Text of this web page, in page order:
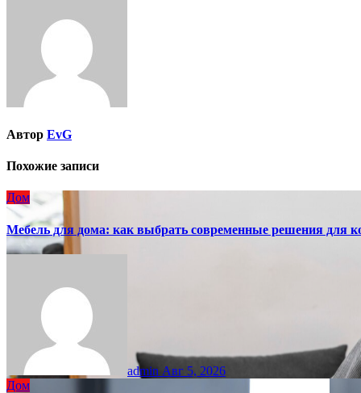
Автор EvG
Похожие записи
Дом
Мебель для дома: как выбрать современные решения для
admin Авг 5, 2026
Дом